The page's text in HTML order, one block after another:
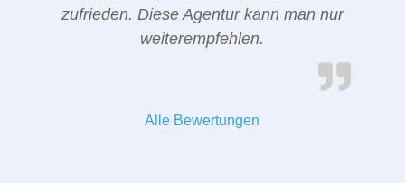
zufrieden. Diese Agentur kann man nur
weiterempfehlen.
Alle Bewertungen